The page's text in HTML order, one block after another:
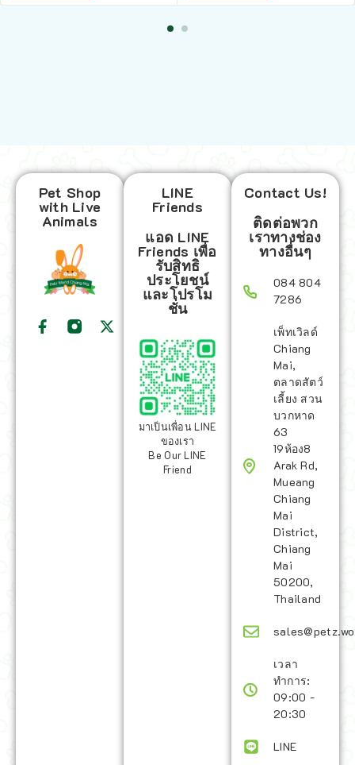
Pet Shop
with Live
Animals
LINE
Friends
แอด LINE
Friends เพื่อ
รับสิทธิ
ประโยชน์
และโปรโม
ชั่น
มาเป็นเพื่อน LINE
ของเรา
Be Our LINE
Friend
Contact Us!
ติดต่อพวก
เราทางช่อง
ทางอื่นๆ
084 804
7286
เพ็ทเวิลด์
Chiang
Mai,
ตลาดสัตว์
เลี้ยง สวน
บวกหาด
63
19ห้อง8
Arak Rd,
Mueang
Chiang
Mai
District,
Chiang
Mai
50200,
Thailand
เวลา
ทำการ:
09:00 -
20:30
LINE